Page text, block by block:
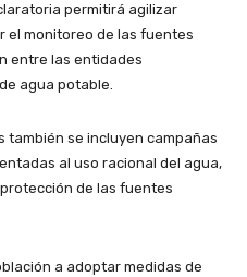
permitirá agilizar
el monitoreo de las fuentes
entre las entidades
agua potable.
también se incluyen campañas
al uso racional del agua,
de las fuentes
a adoptar medidas de